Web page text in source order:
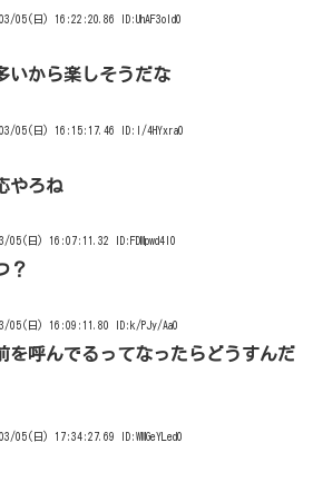
05(日) 16:22:20.86 ID:UhAF3oId0
いから楽しそうだな
05(日) 16:15:17.46 ID:l/4HYxra0
やろね
05(日) 16:07:11.32 ID:FDMpwd4I0
？
05(日) 16:09:11.80 ID:k/PJy/Aa0
を呼んでるってなったらどうすんだ
05(日) 17:34:27.69 ID:WMGeYLed0